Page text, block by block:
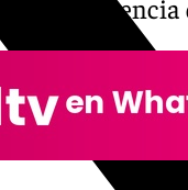
una diferencia